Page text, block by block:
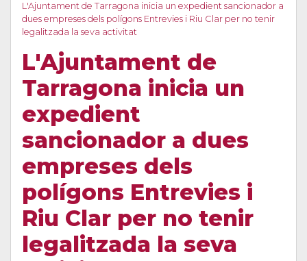
L'Ajuntament de Tarragona inicia un expedient sancionador a
dues empreses dels polígons Entrevies i Riu Clar per no tenir
legalitzada la seva activitat
L'Ajuntament de
Tarragona inicia un
expedient
sancionador a dues
empreses dels
polígons Entrevies i
Riu Clar per no tenir
legalitzada la seva